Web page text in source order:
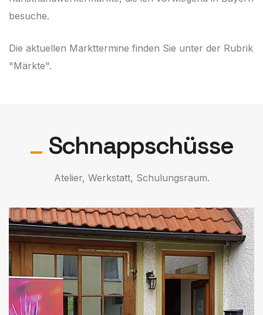
besuche.
Die aktuellen Markttermine finden Sie unter der Rubrik
"Märkte".
Schnappschüsse
Atelier, Werkstatt, Schulungsraum.